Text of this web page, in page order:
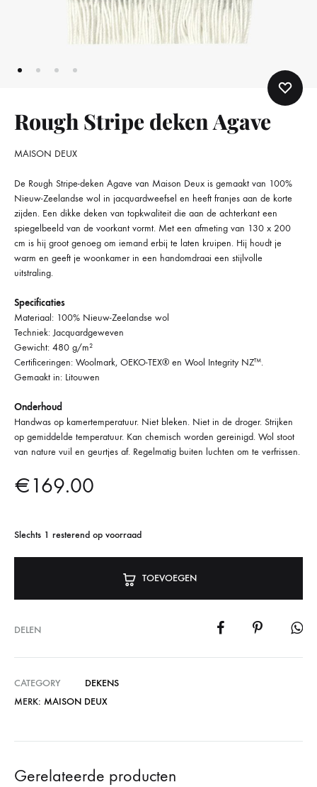
Rough Stripe deken Agave
MAISON DEUX
De Rough Stripe-deken Agave van Maison Deux is gemaakt van 100%
Nieuw-Zeelandse wol in jacquardweefsel en heeft franjes aan de korte
zijden. Een dikke deken van topkwaliteit die aan de achterkant een
spiegelbeeld van de voorkant vormt. Met een afmeting van 130 x 200
cm is hij groot genoeg om iemand erbij te laten kruipen. Hij houdt je
warm en geeft je woonkamer in een handomdraai een stijlvolle
uitstraling.
Specificaties
Materiaal: 100% Nieuw-Zeelandse wol
Techniek: Jacquardgeweven
Gewicht: 480 g/m²
Certificeringen: Woolmark, OEKO-TEX® en Wool Integrity NZ™.
Gemaakt in: Litouwen
Onderhoud
Handwas op kamertemperatuur. Niet bleken. Niet in de droger. Strijken
op gemiddelde temperatuur. Kan chemisch worden gereinigd. Wol stoot
van nature vuil en geurtjes af. Regelmatig buiten luchten om te verfrissen.
€169.00
Slechts 1 resterend op voorraad
TOEVOEGEN
DELEN
CATEGORY
DEKENS
MERK: MAISON DEUX
Gerelateerde producten